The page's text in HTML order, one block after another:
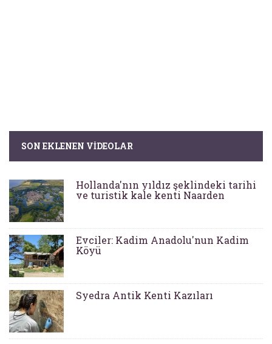
SON EKLENEN VIDEOLAR
Hollanda'nın yıldız şeklindeki tarihi
ve turistik kale kenti Naarden
Evciler: Kadim Anadolu'nun Kadim
Köyü
Syedra Antik Kenti Kazıları